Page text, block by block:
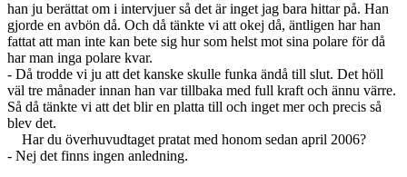
han ju berättat om i intervjuer så det är inget jag bara hittar på. Han
gjorde en avbön då. Och då tänkte vi att okej då, äntligen har han
fattat att man inte kan bete sig hur som helst mot sina polare för då
har man inga polare kvar.
- Då trodde vi ju att det kanske skulle funka ändå till slut. Det höll
väl tre månader innan han var tillbaka med full kraft och ännu värre.
Så då tänkte vi att det blir en platta till och inget mer och precis så
blev det.
Har du överhuvudtaget pratat med honom sedan april 2006?
- Nej det finns ingen anledning.